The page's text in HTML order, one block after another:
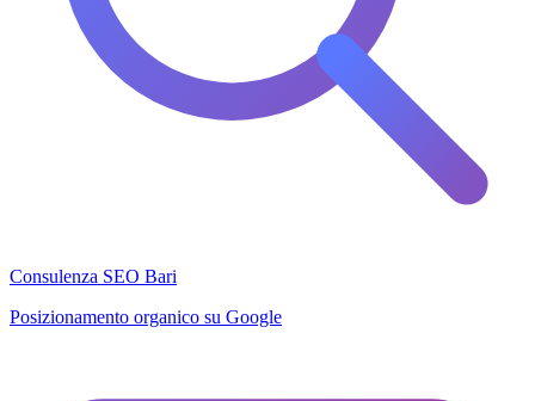
Consulenza SEO Bari
Posizionamento organico su Google